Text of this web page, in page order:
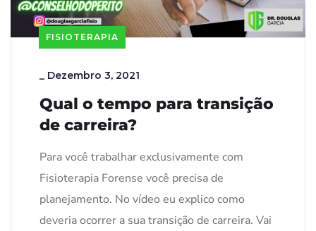
FISIOTERAPIA
_ Dezembro 3, 2021
Qual o tempo para transição
de carreira?
Para você trabalhar exclusivamente com
Fisioterapia Forense você precisa de
planejamento. No vídeo eu explico como
deveria ocorrer a sua transição de carreira. Vai